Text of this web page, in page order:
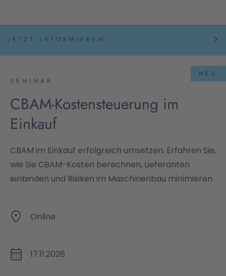
JETZT INFORMIEREN
SEMINAR
CBAM-Kostensteuerung im
Einkauf
NEU
CBAM im Einkauf erfolgreich umsetzen: Erfahren Sie,
wie Sie CBAM-Kosten berechnen, Lieferanten
einbinden und Risiken im Maschinenbau minimieren.
Online
17.11.2026